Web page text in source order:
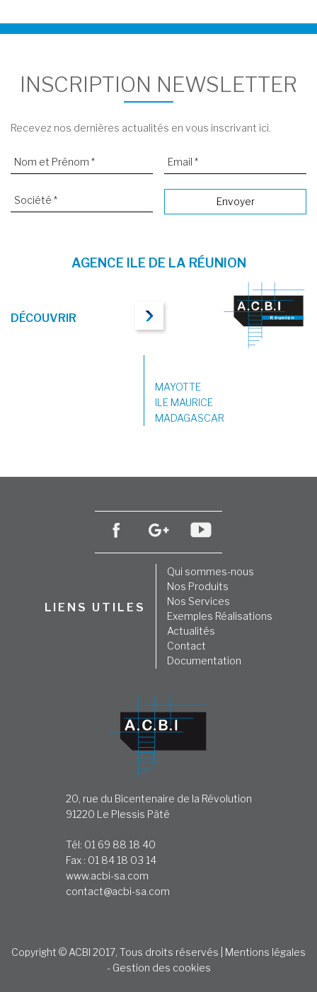
INSCRIPTION NEWSLETTER
Recevez nos dernières actualités en vous inscrivant ici.
AGENCE ILE DE LA RÉUNION
DÉCOUVRIR
MAYOTTE
ILE MAURICE
MADAGASCAR
LIENS UTILES
Qui sommes-nous
Nos Produits
Nos Services
Exemples Réalisations
Actualités
Contact
Documentation
20, rue du Bicentenaire de la Révolution
91220 Le Plessis Pâté
Tél: 01 69 88 18 40
Fax : 01 84 18 03 14
www.acbi-sa.com
contact@acbi-sa.com
Copyright © ACBI 2017, Tous droits réservés | Mentions légales
- Gestion des cookies